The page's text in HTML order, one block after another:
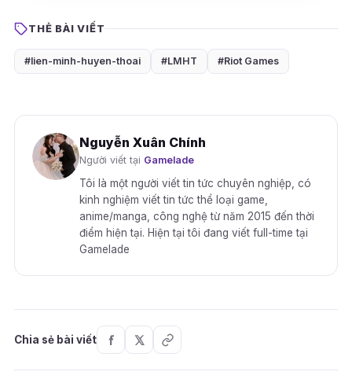
THẺ BÀI VIẾT
#lien-minh-huyen-thoai #LMHT #Riot Games
Nguyễn Xuân Chính
Người viết tại Gamelade
Tôi là một người viết tin tức chuyên nghiệp, có
kinh nghiệm viết tin tức thể loại game,
anime/manga, công nghệ từ năm 2015 đến thời
điểm hiện tại. Hiện tại tôi đang viết full-time tại
Gamelade
Chia sẻ bài viết